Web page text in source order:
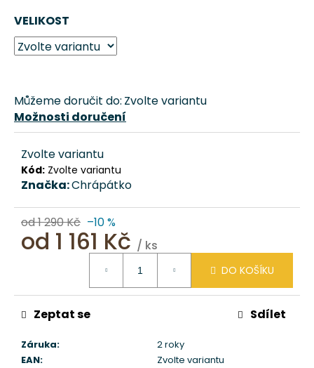
VELIKOST
Můžeme doručit do: Zvolte variantu
Možnosti doručení
Zvolte variantu
Kód: Zvolte variantu
Značka:Chrápátko
od 1 290 Kč –10 %
od 1 161 Kč / ks
DO KOŠÍKU
Záruka:
2 roky
EAN: Zvolte variantu
Zeptat se Sdílet
r
u
č
e
m
e
DOMEČEK
PRO
PSA
ZAŠÍVÁRNA
BÉŽOVÁ
CHRÁPÁTKO®
Kč